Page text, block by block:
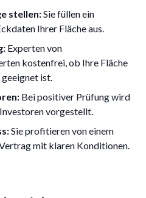
stellen:Sie füllen ein
Ihrer Fläche aus.
Experten von
kostenfrei, ob Ihre Fläche
ist.
Bei positiver Prüfung wird
vorgestellt.
Sie profitieren von einem
mit klaren Konditionen.